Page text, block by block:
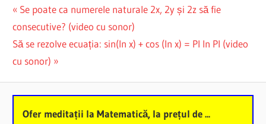
Post
navigation
Previous
Post:
Se poate ca numerele naturale 2x, 2y și 2z să fie
consecutive? (video cu sonor)
Next
Post:
Să se rezolve ecuația: sin(ln x) + cos (ln x) = PI ln PI (video
cu sonor)
Ofer meditații la Matematică, la prețul de ...